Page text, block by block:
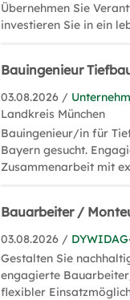
Übernehmen Sie
investieren Sie in ein
Bauingenieur
03.08.2026 /
Landkreis München
Bauingenieur/in für
Bayern gesucht.
Zusammenarbeit mit
Bauarbeiter /
03.08.2026 /
Gestalten Sie
engagierte
flexibler